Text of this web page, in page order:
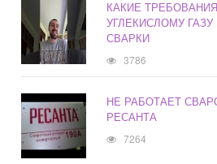
КАКИЕ
УГЛЕКИСЛОМУ
СВАРКИ
3786
НЕ РАБОТАЕТ
РЕСАНТА
7264